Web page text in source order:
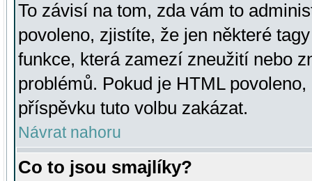
To závisí na tom, zda vám to
povoleno, zjistíte, že jen některé
funkce, která zamezí zneužití nebo
problémů. Pokud je HTML
příspěvku tuto volbu zakázat.
Návrat nahoru
Co to jsou smajlíky?